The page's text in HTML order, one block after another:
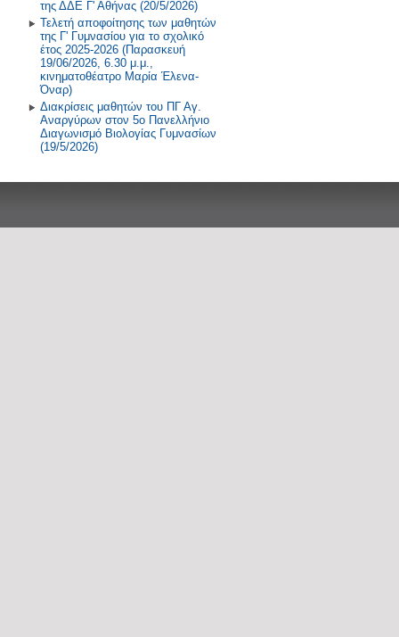
της ΔΔΕ Γ' Αθήνας (20/5/2026)
Τελετή αποφοίτησης των μαθητών
της Γ' Γυμνασίου για το σχολικό
έτος 2025-2026 (Παρασκευή
19/06/2026, 6.30 μ.μ.,
κινηματοθέατρο Μαρία Έλενα-
Όναρ)
Διακρίσεις μαθητών του ΠΓ Αγ.
Αναργύρων στον 5ο Πανελλήνιο
Διαγωνισμό Βιολογίας Γυμνασίων
(19/5/2026)